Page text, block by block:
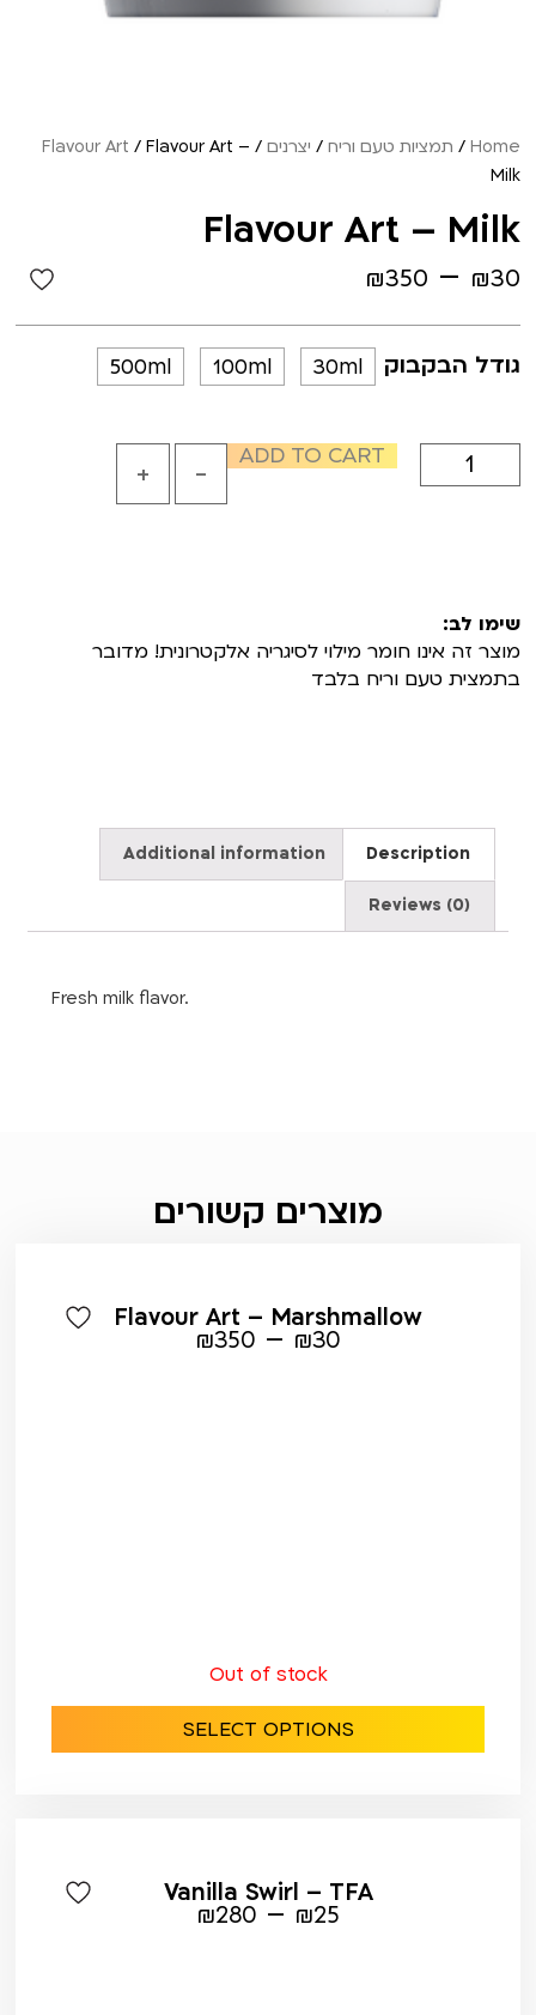
Home
/ תמציות טעם וריח / יצרנים /
Flavour Art / Flavour Art –
Milk
Flavour Art – Milk
₪30
–
₪350
גודל הבקבוק 30ml
100ml
500ml
-
+ ADD TO CART
שימו לב:
מוצר זה אינו חומר מילוי לסיגריה אלקטרונית! מדובר
בתמצית טעם וריח בלבד
Description
Additional information
Reviews (0)
Fresh milk flavor.
מוצרים קשורים
Flavour Art – Marshmallow
₪30
–
₪350
Out of stock
SELECT OPTIONS
Vanilla Swirl – TFA
₪25
–
₪280